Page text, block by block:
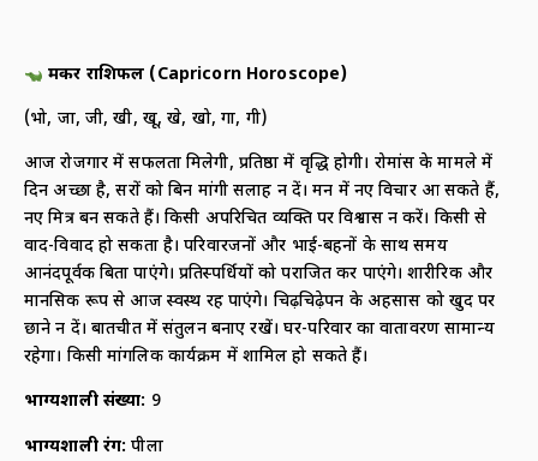
मकर राशिफल (Capricorn Horoscope)
(भो, जा, जी, खी, खू, खे, खो, गा, गी)
आज रोजगार में सफलता मिलेगी, प्रतिष्ठा में वृद्धि होगी। रोमांस के मामले में
दिन अच्छा है, दूसरों को बिन मांगी सलाह न दें। मन में नए विचार आ सकते हैं,
नए मित्र बन सकते हैं। किसी अपरिचित व्यक्ति पर विश्वास न करें। किसी से
वाद-विवाद हो सकता है। परिवारजनों और भाई-बहनों के साथ समय
आनंदपूर्वक बिता पाएंगे। प्रतिस्पर्धियों को पराजित कर पाएंगे। शारीरिक और
मानसिक रूप से आज स्वस्थ रह पाएंगे। चिढ़चिढ़ेपन के अहसास को खुद पर
छाने न दें। बातचीत में संतुलन बनाए रखें। घर-परिवार का वातावरण सामान्य
रहेगा। किसी मांगलिक कार्यक्रम में शामिल हो सकते हैं।
भाग्यशाली संख्या: 9
भाग्यशाली रंग: पीला